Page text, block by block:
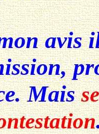
avis il
Mais